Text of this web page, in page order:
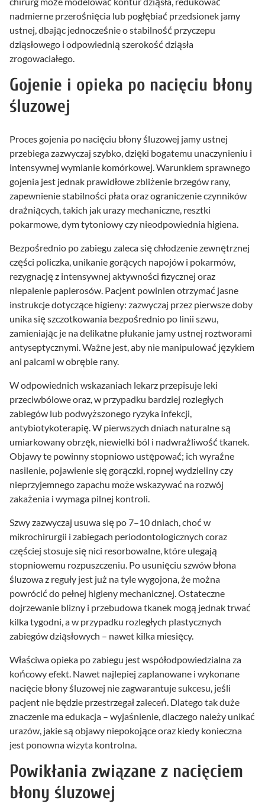
nadmierne przerośnięcia lub pogłębiać przedsionek jamy
ustnej, dbając jednocześnie o stabilność przyczepu
dziąsłowego i odpowiednią szerokość dziąsła
zrogowaciałego.
Gojenie i opieka po nacięciu błony
śluzowej
Proces gojenia po nacięciu błony śluzowej jamy ustnej
przebiega zazwyczaj szybko, dzięki bogatemu unaczynieniu i
intensywnej wymianie komórkowej. Warunkiem sprawnego
gojenia jest jednak prawidłowe zbliżenie brzegów rany,
zapewnienie stabilności płata oraz ograniczenie czynników
drażniących, takich jak urazy mechaniczne, resztki
pokarmowe, dym tytoniowy czy nieodpowiednia higiena.
Bezpośrednio po zabiegu zaleca się chłodzenie zewnętrznej
części policzka, unikanie gorących napojów i pokarmów,
rezygnację z intensywnej aktywności fizycznej oraz
niepalenie papierosów. Pacjent powinien otrzymać jasne
instrukcje dotyczące higieny: zazwyczaj przez pierwsze doby
unika się szczotkowania bezpośrednio po linii szwu,
zamieniając je na delikatne płukanie jamy ustnej roztworami
antyseptycznymi. Ważne jest, aby nie manipulować językiem
ani palcami w obrębie rany.
W odpowiednich wskazaniach lekarz przepisuje leki
przeciwbólowe oraz, w przypadku bardziej rozległych
zabiegów lub podwyższonego ryzyka infekcji,
antybiotykoterapię. W pierwszych dniach naturalne są
umiarkowany obrzęk, niewielki ból i nadwrażliwość tkanek.
Objawy te powinny stopniowo ustępować; ich wyraźne
nasilenie, pojawienie się gorączki, ropnej wydzieliny czy
nieprzyjemnego zapachu może wskazywać na rozwój
zakażenia i wymaga pilnej kontroli.
Szwy zazwyczaj usuwa się po 7–10 dniach, choć w
mikrochirurgii i zabiegach periodontologicznych coraz
częściej stosuje się nici resorbowalne, które ulegają
stopniowemu rozpuszczeniu. Po usunięciu szwów błona
śluzowa z reguły jest już na tyle wygojona, że można
powrócić do pełnej higieny mechanicznej. Ostateczne
dojrzewanie blizny i przebudowa tkanek mogą jednak trwać
kilka tygodni, a w przypadku rozległych plastycznych
zabiegów dziąsłowych – nawet kilka miesięcy.
Właściwa opieka po zabiegu jest współodpowiedzialna za
końcowy efekt. Nawet najlepiej zaplanowane i wykonane
nacięcie błony śluzowej nie zagwarantuje sukcesu, jeśli
pacjent nie będzie przestrzegał zaleceń. Dlatego tak duże
znaczenie ma edukacja – wyjaśnienie, dlaczego należy unikać
urazów, jakie są objawy niepokojące oraz kiedy konieczna
jest ponowna wizyta kontrolna.
Powikłania związane z nacięciem
błony śluzowej